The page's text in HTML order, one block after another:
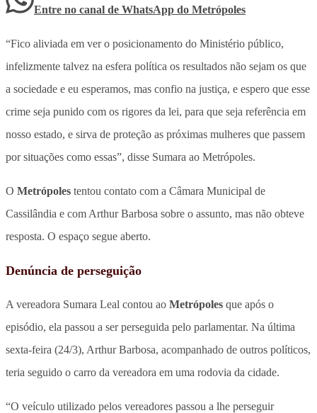
Entre no canal de WhatsApp do Metrópoles
“Fico aliviada em ver o posicionamento do Ministério público,
infelizmente talvez na esfera política os resultados não sejam os que
a sociedade e eu esperamos, mas confio na justiça, e espero que esse
crime seja punido com os rigores da lei, para que seja referência em
nosso estado, e sirva de proteção as próximas mulheres que passem
por situações como essas”, disse Sumara ao Metrópoles.
O Metrópoles tentou contato com a Câmara Municipal de
Cassilândia e com Arthur Barbosa sobre o assunto, mas não obteve
resposta. O espaço segue aberto.
Denúncia de perseguição
A vereadora Sumara Leal contou ao Metrópoles que após o
episódio, ela passou a ser perseguida pelo parlamentar. Na última
sexta-feira (24/3), Arthur Barbosa, acompanhado de outros políticos,
teria seguido o carro da vereadora em uma rodovia da cidade.
“O veículo utilizado pelos vereadores passou a lhe perseguir